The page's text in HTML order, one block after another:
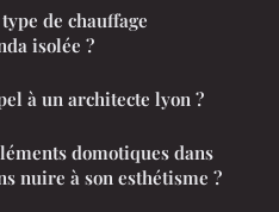
de chauffage
isolée ?
à un architecte lyon ?
domotiques dans
nuire à son esthétisme ?